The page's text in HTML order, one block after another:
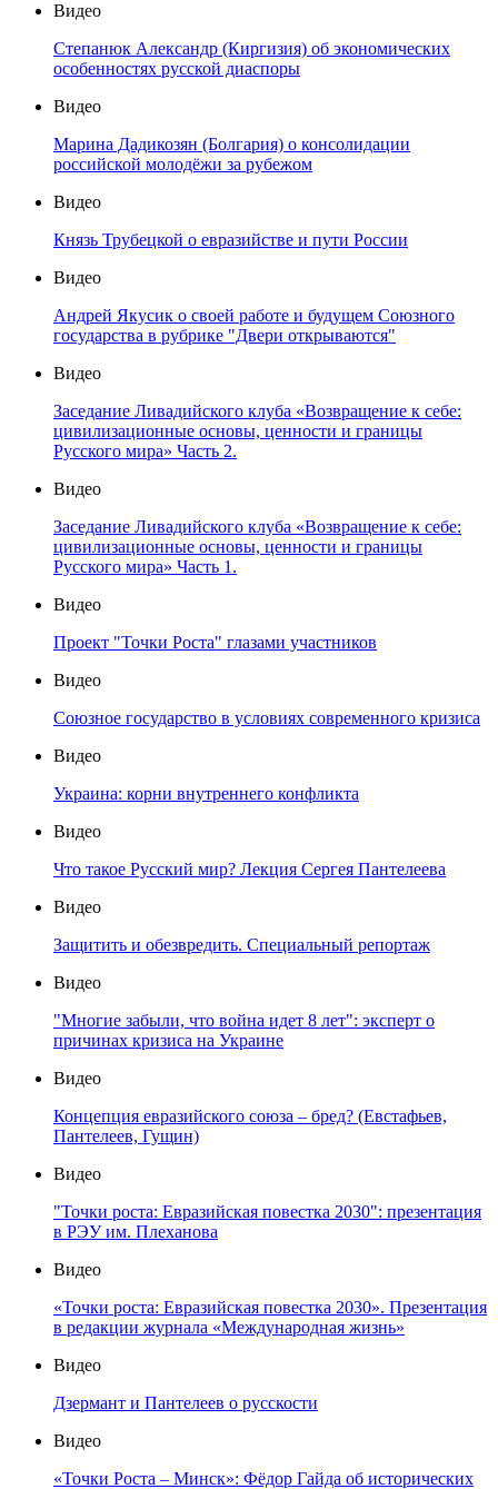
Видео
Степанюк Александр (Киргизия) об экономических
особенностях русской диаспоры
Видео
Марина Дадикозян (Болгария) о консолидации
российской молодёжи за рубежом
Видео
Князь Трубецкой о евразийстве и пути России
Видео
Андрей Якусик о своей работе и будущем Союзного
государства в рубрике "Двери открываются"
Видео
Заседание Ливадийского клуба «Возвращение к себе:
цивилизационные основы, ценности и границы
Русского мира» Часть 2.
Видео
Заседание Ливадийского клуба «Возвращение к себе:
цивилизационные основы, ценности и границы
Русского мира» Часть 1.
Видео
Проект "Точки Роста" глазами участников
Видео
Союзное государство в условиях современного кризиса
Видео
Украина: корни внутреннего конфликта
Видео
Что такое Русский мир? Лекция Сергея Пантелеева
Видео
Защитить и обезвредить. Специальный репортаж
Видео
"Многие забыли, что война идет 8 лет": эксперт о
причинах кризиса на Украине
Видео
Концепция евразийского союза – бред? (Евстафьев,
Пантелеев, Гущин)
Видео
"Точки роста: Евразийская повестка 2030": презентация
в РЭУ им. Плеханова
Видео
«Точки роста: Евразийская повестка 2030». Презентация
в редакции журнала «Международная жизнь»
Видео
Дзермант и Пантелеев о русскости
Видео
«Точки Роста – Минск»: Фёдор Гайда об исторических